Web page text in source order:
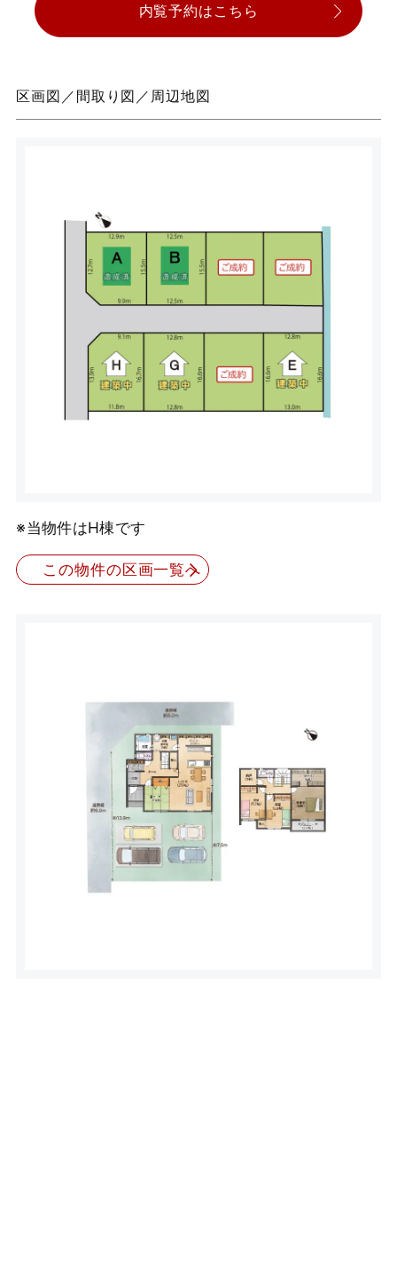
内覧予約はこちら
区画図／間取り図／周辺地図
※当物件はH棟です
この物件の区画一覧へ